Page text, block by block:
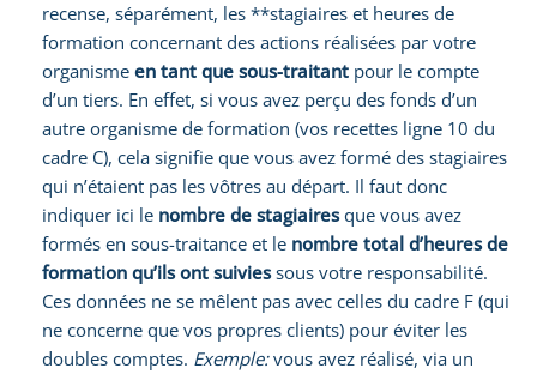
recense, séparément, les **stagiaires et heures de
formation concernant des actions réalisées par votre
organisme en tant que sous-traitant pour le compte
d’un tiers. En effet, si vous avez perçu des fonds d’un
autre organisme de formation (vos recettes ligne 10 du
cadre C), cela signifie que vous avez formé des stagiaires
qui n’étaient pas les vôtres au départ. Il faut donc
indiquer ici le nombre de stagiairesque vous avez
formés en sous-traitance et le nombre total d’heures de
formation qu’ils ont suiviessous votre responsabilité.
Ces données ne se mêlent pas avec celles du cadre F (qui
ne concerne que vos propres clients) pour éviter les
doubles comptes. Exemple:vous avez réalisé, via un